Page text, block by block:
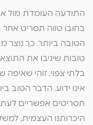
התודעה העומדת מול
בחובו טווה תסריט
הטובה ביותר. כך נוצר
טובות שיניבו את
בלתי צפוי. זוהי שאיפה
אינו ידוע. הדבר הטוב
תסריטים אפשריים
היכרותנו העצמית,